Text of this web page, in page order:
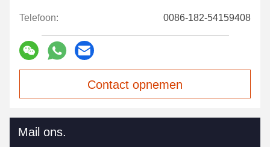
Telefoon: 0086-182-54159408
Contact opnemen
Mail ons.